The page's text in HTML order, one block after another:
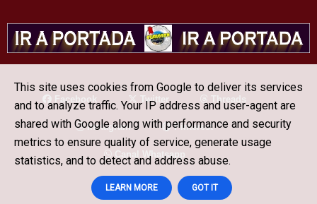
Facebook Twitter Threads
Instagram Pinterest
Canal Whatsapp
This site uses cookies from Google to deliver its services
and to analyze traffic. Your IP address and user-agent are
shared with Google along with performance and security
metrics to ensure quality of service, generate usage
statistics, and to detect and address abuse.
LEARN MORE GOT IT